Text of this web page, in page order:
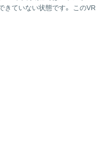
きていない状態です。 このVR